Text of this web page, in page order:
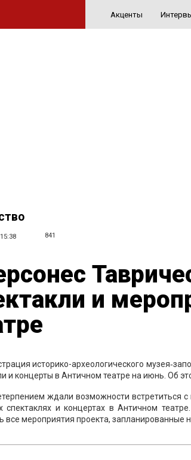
Акценты
841
и
историко-археологического
и концерты в Античном театре на июнь. Об
ждали возможности встретиться
спектаклях и концертах в Античном
все мероприятия проекта, запланированные